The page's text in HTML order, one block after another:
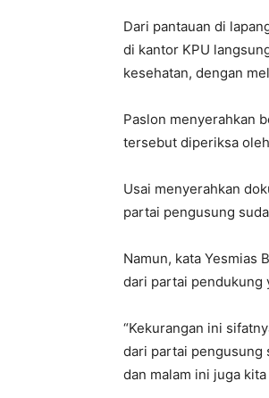
Dari pantauan di
di kantor KPU
kesehatan, dengan
Paslon menyerahkan
tersebut diperiksa
Usai menyerahkan
partai pengusung
Namun, kata Yesmias
dari partai pendukung
“Kekurangan ini
dari partai pengusung
dan malam ini juga